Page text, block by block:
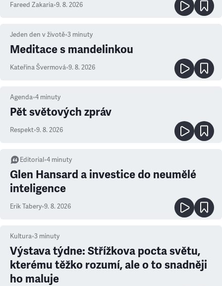
Fareed Zakaria•9. 8. 2026
Jeden den v životě•3 minuty
Meditace s mandelinkou
Kateřina Švermová•9. 8. 2026
Agenda•4 minuty
Pět světových zpráv
Respekt•9. 8. 2026
Editorial •4 minuty
Glen Hansard a investice do neumělé
inteligence
Erik Tabery•9. 8. 2026
Kultura•3 minuty
Výstava týdne: Střížkova pocta světu,
kterému těžko rozumí, ale o to snadněji
ho maluje